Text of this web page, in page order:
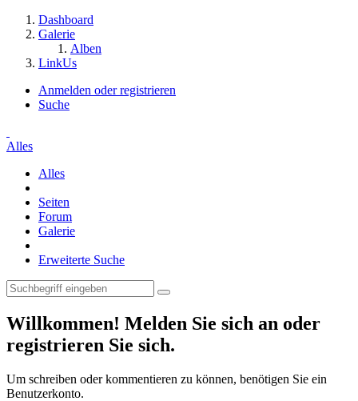
Dashboard
Galerie
Alben
LinkUs
Anmelden oder registrieren
Suche
Alles
Alles
Seiten
Forum
Galerie
Erweiterte Suche
Willkommen! Melden Sie sich an oder
registrieren Sie sich.
Um schreiben oder kommentieren zu können, benötigen Sie ein
Benutzerkonto.